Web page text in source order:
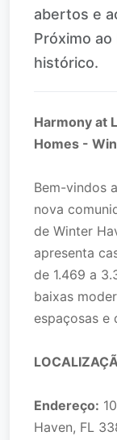
abertos e
Próximo ao
histórico.
Harmony at
Homes -
Bem-vindos
nova
de Winter
apresenta
de 1.469 a
baixas
espaçosas e
Endereço:
Haven, FL